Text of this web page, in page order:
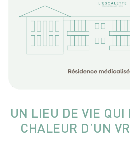
UN LIEU DE VIE
CHALEUR D’UN